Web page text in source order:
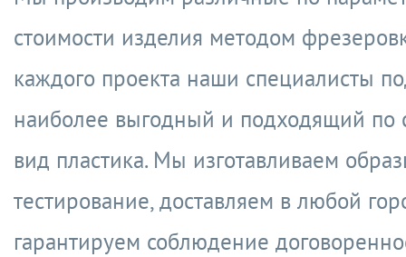
стоимости изделия методом
каждого проекта наши специалисты
наиболее выгодный и подходящий по
вид пластика. Мы изготавливаем
тестирование, доставляем в любой
гарантируем соблюдение